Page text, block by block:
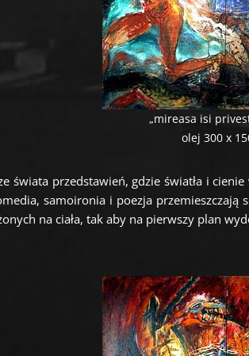
„mireasa isi
olej 300 x
świata przedstawień, gdzie światła i
samoironia i poezja
na ciała, tak aby na pierwszy plan